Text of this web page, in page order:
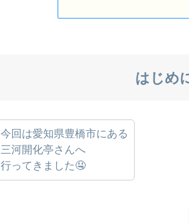
はじめ
今回は愛知県豊橋市にある
三河開化亭さんへ
行ってきました🤤